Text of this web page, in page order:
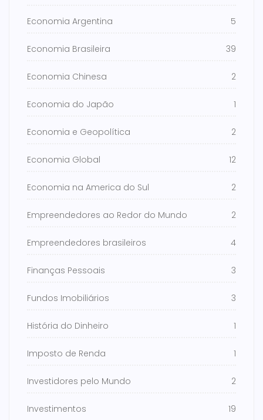
Economia Argentina 5
Economia Brasileira 39
Economia Chinesa 2
Economia do Japão 1
Economia e Geopolítica 2
Economia Global 12
Economia na America do Sul 2
Empreendedores ao Redor do Mundo 2
Empreendedores brasileiros 4
Finanças Pessoais 3
Fundos Imobiliários 3
História do Dinheiro 1
Imposto de Renda 1
Investidores pelo Mundo 2
Investimentos 19